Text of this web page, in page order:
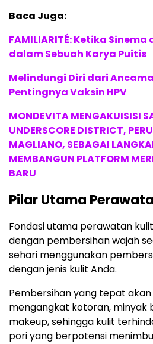
Baca Juga:
FAMILIARITÉ: Ketika
dalam Sebuah Karya Puitis
Melindungi Diri dari
Pentingnya Vaksin HPV
MONDEVITA MENGAKUISISI
UNDERSCORE DISTRICT,
MAGLIANO, SEBAGAI
MEMBANGUN PLATFORM
BARU
Pilar Utama
Fondasi utama perawatan
dengan pembersihan wajah
sehari menggunakan
dengan jenis kulit Anda.
Pembersihan yang tepat
mengangkat kotoran, minyak
makeup, sehingga kulit
pori yang berpotensi